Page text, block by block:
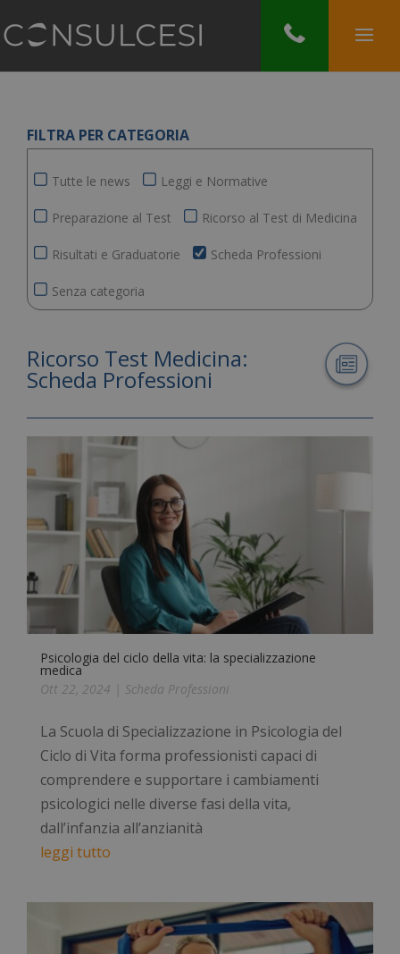
FILTRA PER CATEGORIA
Tutte le news Leggi e Normative
Preparazione al Test Ricorso al Test di Medicina
Risultati e Graduatorie Scheda Professioni
Senza categoria
Ricorso Test Medicina:
Scheda Professioni
Psicologia del ciclo della vita: la specializzazione
medica
Ott 22, 2024
Scheda Professioni
La Scuola di Specializzazione in Psicologia del
Ciclo di Vita forma professionisti capaci di
comprendere e supportare i cambiamenti
psicologici nelle diverse fasi della vita,
dall’infanzia all’anzianità
leggi tutto